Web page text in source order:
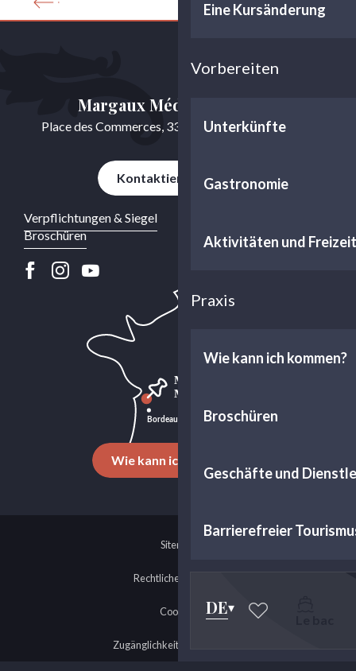
Eine Kursänderung
Vorbereiten
Unterkünfte
Gastronomie
Aktivitäten und Freizeit
Praxis
Wie kann ich kommen?
Broschüren
Geschäfte und
Barrierefreier
DE
Verpflichtungen & Siegel
Broschüren
Margaux Médoc Tourisme
Place des Commerces, 33460 Cussac-Fort-Médoc
Kontaktieren Sie uns
Wie kann ich kommen?
Sitemap
Rechtliche Hinweise
Cookies
Zugänglichkeit: nicht konform